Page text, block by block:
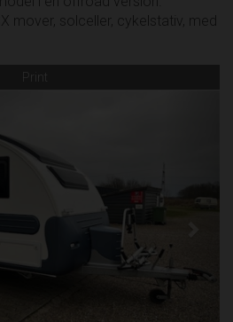
mover, solceller, cykelstativ, med
Print